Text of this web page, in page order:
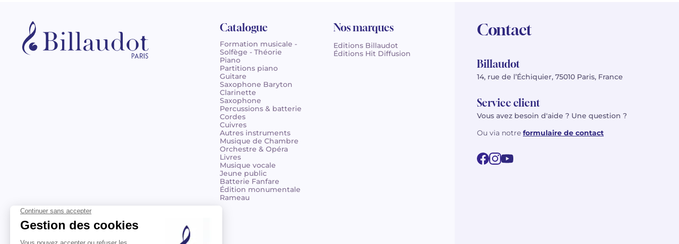
Catalogue
Formation musicale -
Solfège - Théorie
Piano
Partitions piano
Guitare
Saxophone Baryton
Clarinette
Saxophone
Percussions & batterie
Cordes
Cuivres
Autres instruments
Musique de Chambre
Orchestre & Opéra
Livres
Musique vocale
Jeune public
Batterie Fanfare
Édition monumentale
Rameau
Nos marques
Editions Billaudot
Éditions Hit Diffusion
Contact
Billaudot
14, rue de l’Échiquier, 75010 Paris, France
Service client
Vous avez besoin d'aide ? Une question ?
Ou via notre formulaire de contact